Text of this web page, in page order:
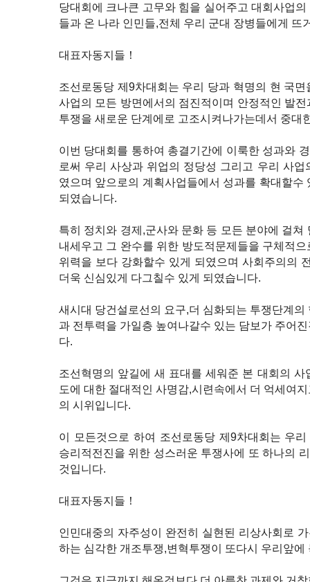
당대회에 크나큰 고무와 힘을 실어주고 대회사업
들과 온 나라 인민들,전체 우리 군대 장병들에게 뜨
대표자동지들！
조선로동당 제9차대회는 우리 당과 혁명의 현 국
사업의 모든 방면에서의 점진적이며 안정적인 발
투쟁을 새로운 단계에로 고조시켜나가는데서 중대
이번 당대회를 통하여 총결기간에 이룩한 성과와
로써 우리 사상과 위업의 정당성 그리고 우리 사
였으며 앞으로의 계획사업들에서 성과를 확대할수
되였습니다.
특히 정치와 경제,군사와 문화 등 모든 분야에 걸
내세우고 그 완수를 위한 방도적문제들을 구체적
위력을 보다 강화할수 있게 되였으며 사회주의의
더욱 신심있게 다그칠수 있게 되였습니다.
새시대 당건설로선의 요구,더 심화되는 투쟁단계
과 전투력을 가일층 높여나갈수 있는 담보가 주어
다.
조선혁명의 앞길에 새 표대를 세워준 본 대회의
도에 대한 절대적인 사명감,시련속에서 더 억세여
의 시위입니다.
이 모든것으로 하여 조선로동당 제9차대회는 우
승리적전진을 위한 성스러운 투쟁사에 또 하나의
것입니다.
대표자동지들！
인민대중의 자주성이 완전히 실현된 리상사회로
하는 심각한 개조투쟁,변혁투쟁이 또다시 우리앞에